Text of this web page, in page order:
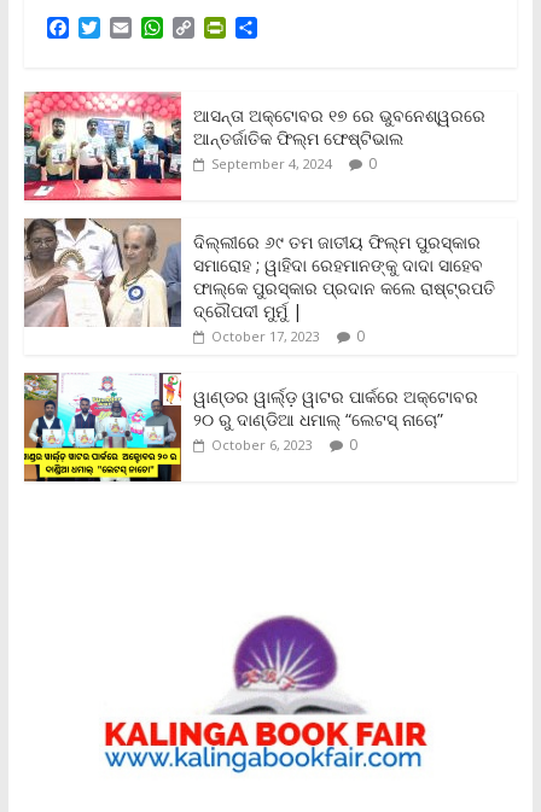
F
e
b
o
o
k
T
t
t
e
r
E
i
l
W
t
s
A
p
p
C
L
i
n
k
P
t
F
r
i
d
l
y
S
e
ଆସନ୍ତା ଅକ୍ଟୋବର ୧୭ ରେ ଭୁବନେଶ୍ୱରରେ
ଆନ୍ତର୍ଜାତିକ ଫିଲ୍ମ ଫେଷ୍ଟିଭାଲ
September 4, 2024 0
ଦିଲ୍ଲୀରେ ୬୯ ତମ ଜାତୀୟ ଫିଲ୍ମ ପୁରସ୍କାର
ସମାରୋହ ; ୱାହିଦା ରେହମାନଙ୍କୁ ଦାଦା ସାହେବ
ଫାଲ୍‌କେ ପୁରସ୍କାର ପ୍ରଦାନ କଲେ ରାଷ୍ଟ୍ରପତି
ଦ୍ରୌପଦୀ ମୁର୍ମୁ |
October 17, 2023 0
ୱାଣ୍ଡର ୱାର୍ଲ୍‌ଡ଼ ୱାଟର ପାର୍କରେ ଅକ୍ଟୋବର
୨୦ ରୁ ଦାଣ୍ଡିଆ ଧମାଲ୍ “ଲେଟସ୍ ନାଚୋ”
October 6, 2023 0